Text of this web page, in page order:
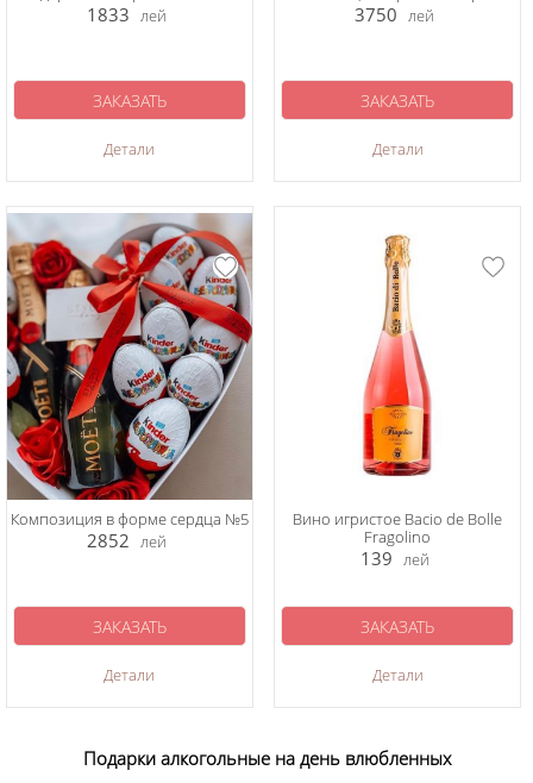
1833 лей
Детали
ЗАКАЗАТЬ
3750 лей
Детали
ЗАКАЗАТЬ
Композиция в форме сердца №5
2852 лей
Детали
ЗАКАЗАТЬ
Вино игристое Bacio de Bolle
Fragolino
139 лей
Детали
ЗАКАЗАТЬ
Подарки алкогольные на день влюбленных